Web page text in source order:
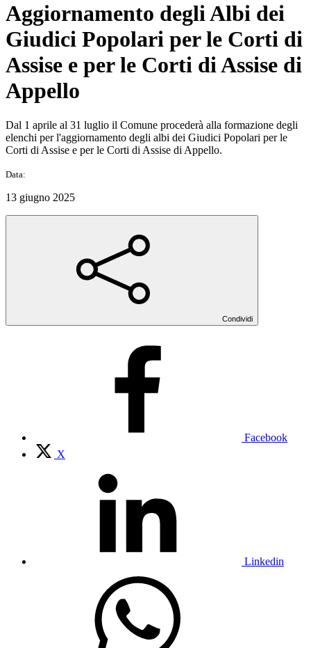
Aggiornamento degli Albi dei
Giudici Popolari per le Corti di
Assise e per le Corti di Assise di
Appello
Dal 1 aprile al 31 luglio il Comune procederà alla formazione degli
elenchi per l'aggiornamento degli albi dei Giudici Popolari per le
Corti di Assise e per le Corti di Assise di Appello.
Data:
13 giugno 2025
Condividi
Facebook
X
Linkedin